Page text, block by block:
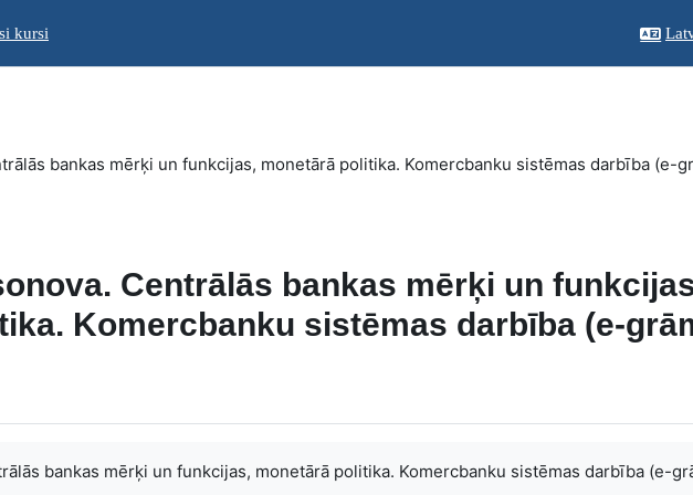
kursi
bankas mērķi un funkcijas, monetārā politika. Komercbanku sistēmas darbība (e-
Centrālās bankas mērķi un
Komercbanku sistēmas darbība (e-
bankas mērķi un funkcijas, monetārā politika. Komercbanku sistēmas darbība (e-